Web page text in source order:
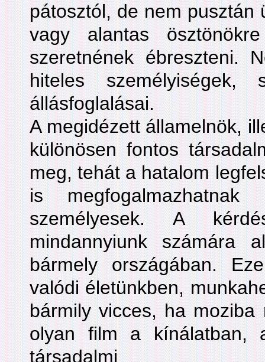
pátosztól, de nem pusztán
vagy alantas
szeretnének ébreszteni.
hiteles személyiségek,
állásfoglalásai.
A megidézett államelnök,
különösen fontos
meg, tehát a hatalom
is
személyesek. A
mindannyiunk számára
bármely országában.
valódi életünkben,
bármily vicces, ha moziba
olyan film a kínálatban,
társadalmi